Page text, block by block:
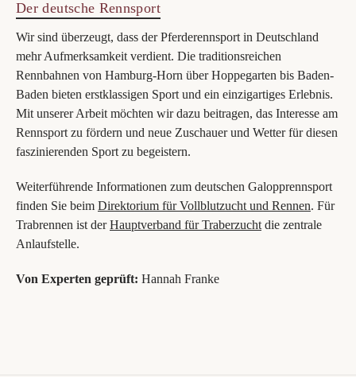
Der deutsche Rennsport
Wir sind überzeugt, dass der Pferderennsport in Deutschland
mehr Aufmerksamkeit verdient. Die traditionsreichen
Rennbahnen von Hamburg-Horn über Hoppegarten bis Baden-
Baden bieten erstklassigen Sport und ein einzigartiges Erlebnis.
Mit unserer Arbeit möchten wir dazu beitragen, das Interesse am
Rennsport zu fördern und neue Zuschauer und Wetter für diesen
faszinierenden Sport zu begeistern.
Weiterführende Informationen zum deutschen Galopprennsport
finden Sie beim Direktorium für Vollblutzucht und Rennen. Für
Trabrennen ist derHauptverband für Traberzucht die zentrale
Anlaufstelle.
Von Experten geprüft: Hannah Franke